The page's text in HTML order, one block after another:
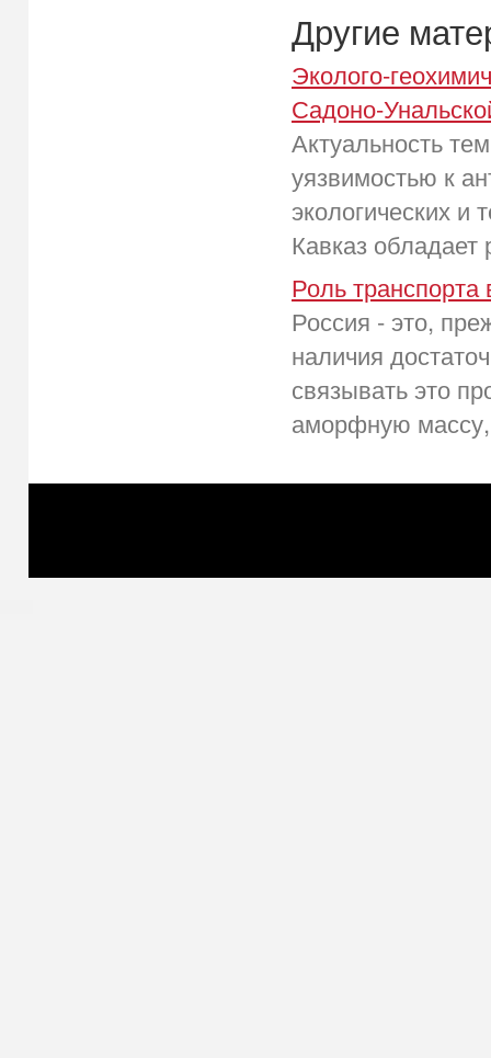
Другие
Эколого-
Садоно-
Актуальность
уязвимостью к
экологических и
Кавказ
Роль транспорта
Россия - это,
наличия
связывать это
аморфную